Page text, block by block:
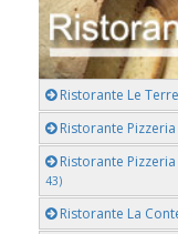
Ristorante Le
Ristorante
Ristorante
43)
Ristorante La